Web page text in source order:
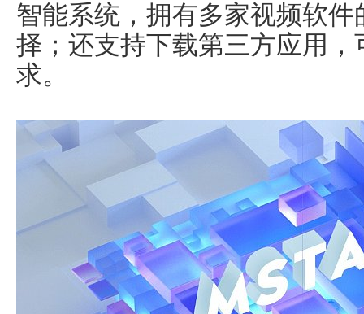
智能系统，拥有多家视频软
择；还支持下载第三方应用
求。